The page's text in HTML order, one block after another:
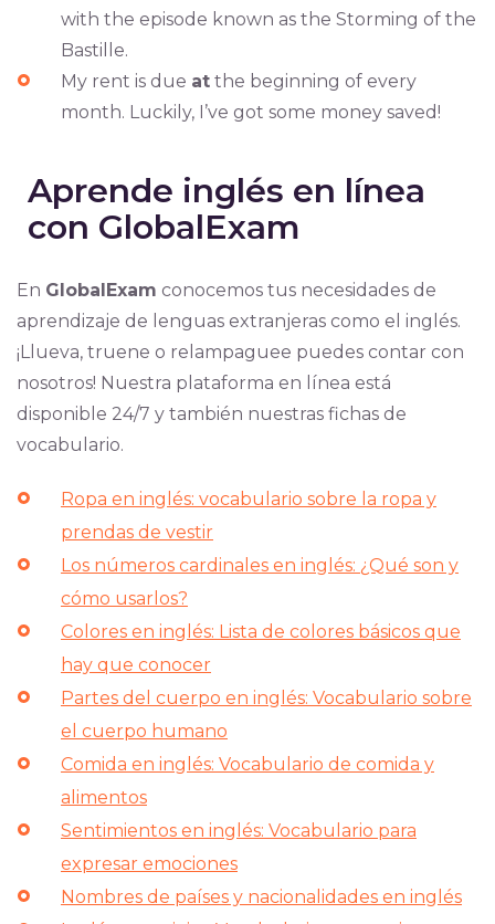
with the episode known as the Storming of the
Bastille.
My rent is due at the beginning of every
month. Luckily, I’ve got some money saved!
Aprende inglés en línea
con GlobalExam
En GlobalExam conocemos tus necesidades de
aprendizaje de lenguas extranjeras como el inglés.
¡Llueva, truene o relampaguee puedes contar con
nosotros! Nuestra plataforma en línea está
disponible 24/7 y también nuestras fichas de
vocabulario.
Ropa en inglés: vocabulario sobre la ropa y
prendas de vestir
Los números cardinales en inglés: ¿Qué son y
cómo usarlos?
Colores en inglés: Lista de colores básicos que
hay que conocer
Partes del cuerpo en inglés: Vocabulario sobre
el cuerpo humano
Comida en inglés: Vocabulario de comida y
alimentos
Sentimientos en inglés: Vocabulario para
expresar emociones
Nombres de países y nacionalidades en inglés